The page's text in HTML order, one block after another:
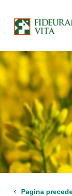
Pagina